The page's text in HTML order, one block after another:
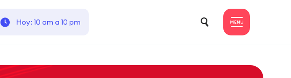
Hoy: 10 am a 10 pm MENU